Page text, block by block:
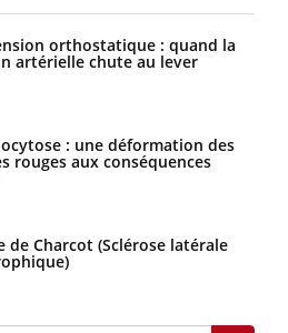
orthostatique : quand la
artérielle chute au lever
: une déformation des
rouges aux conséquences
de Charcot (Sclérose latérale